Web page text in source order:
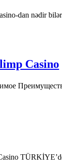
dan nədir
Casino